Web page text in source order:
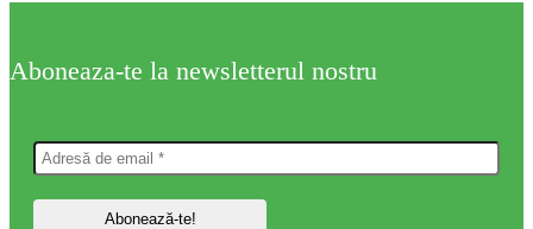
Aboneaza-te la newsletterul nostru